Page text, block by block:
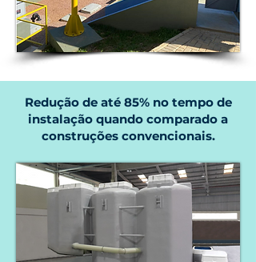
Redução de até 85% no tempo de
instalação quando comparado a
construções convencionais.